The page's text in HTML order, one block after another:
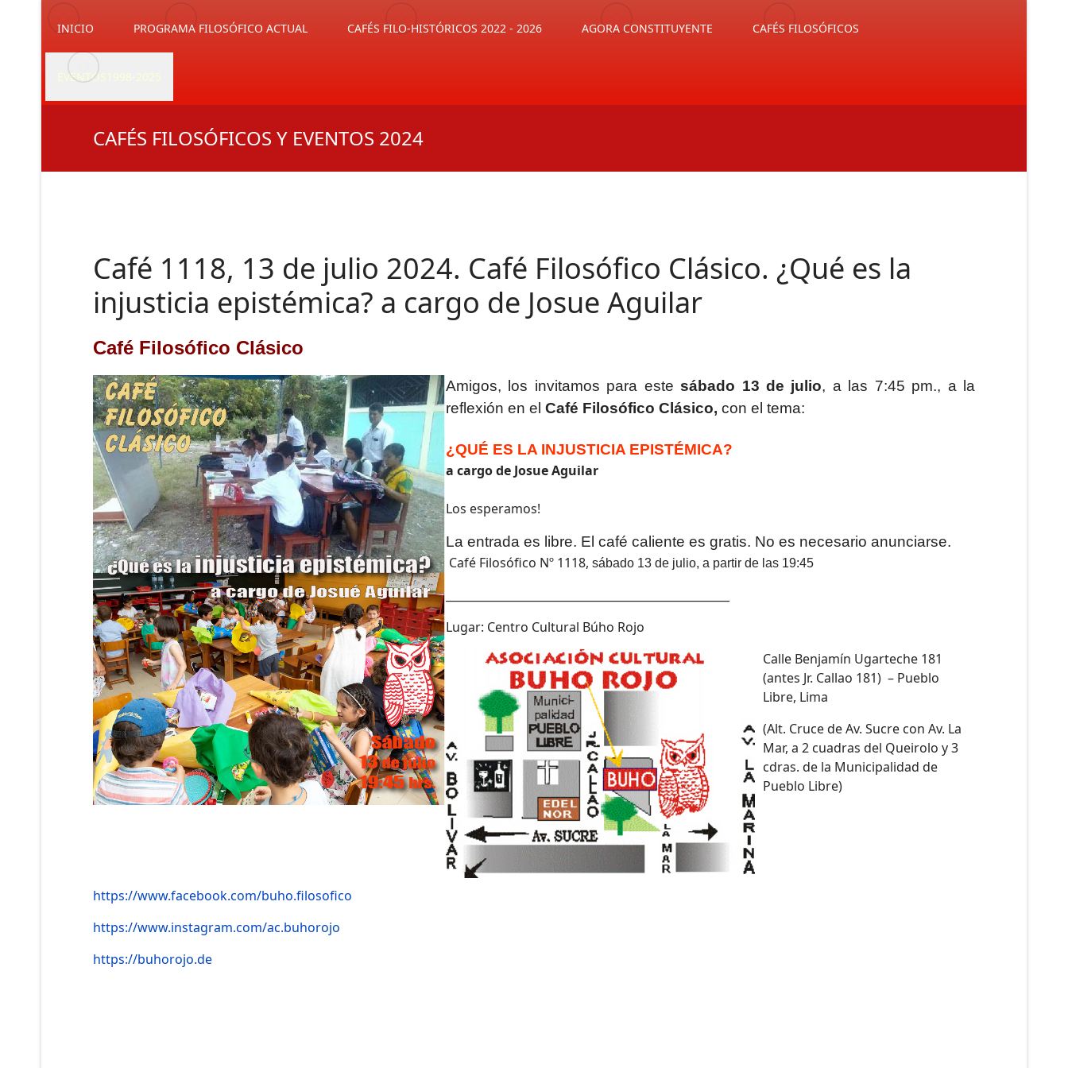
INICIO PROGRAMA FILOSÓFICO ACTUAL CAFÉS FILO-HISTÓRICOS 2022 - 2026 AGORA CONSTITUYENTE CAFÉS FILOSÓFICOS
EVENTOS1998-2025
CAFÉS FILOSÓFICOS Y EVENTOS 2024
Café 1118, 13 de julio 2024. Café Filosófico Clásico. ¿Qué es la
injusticia epistémica? a cargo de Josue Aguilar
Café Filosófico Clásico
Amigos, los invitamos para estesábado 13 de julio, a las 7:45 pm., a la
reflexión en el Café Filosófico Clásico, con el tema:
¿QUÉ ES LA INJUSTICIA EPISTÉMICA?
a cargo de Josue Aguilar
Los esperamos!
La entrada es libre. El café caliente es gratis. No es necesario anunciarse.
Café Filosófico Nº 1118, sábado 13 de julio, a partir de las 19:45
Lugar: Centro Cultural Búho Rojo
Calle Benjamín Ugarteche 181
(antes Jr. Callao 181) – Pueblo
Libre, Lima
(Alt. Cruce de Av. Sucre con Av. La
Mar, a 2 cuadras del Queirolo y 3
cdras. de la Municipalidad de
Pueblo Libre)
https://www.facebook.com/buho.filosofico
https://www.instagram.com/ac.buhorojo
https://buhorojo.de